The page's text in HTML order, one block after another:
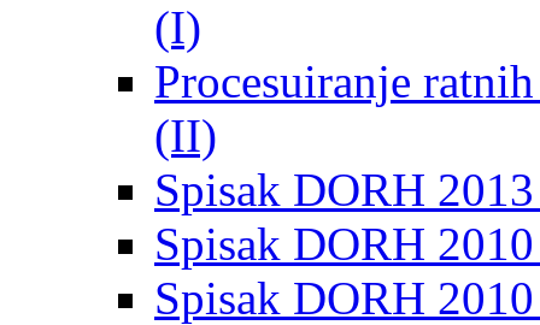
(I)
Procesuiranje
(II)
Spisak DORH
Spisak DORH
Spisak DORH